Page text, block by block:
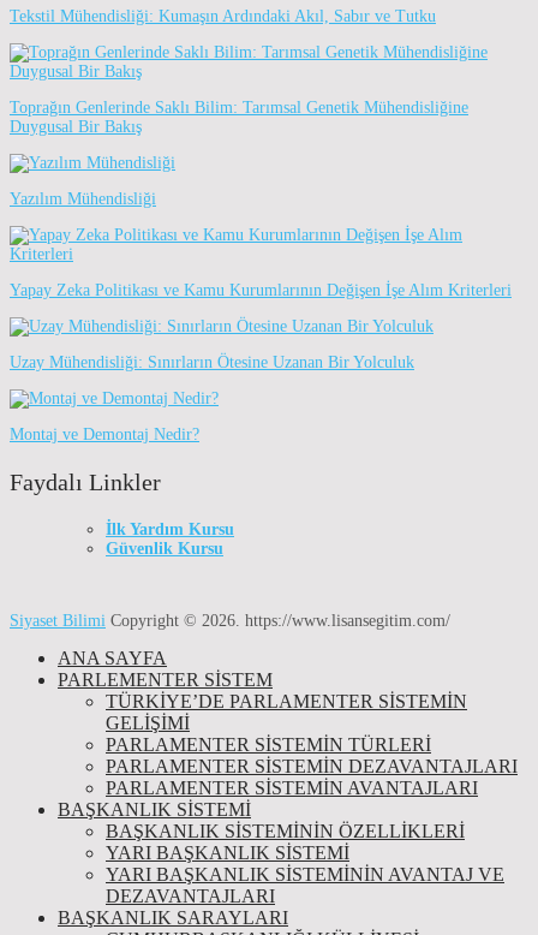
Tekstil Mühendisliği: Kumaşın Ardındaki Akıl, Sabır ve Tutku
Toprağın Genlerinde Saklı Bilim: Tarımsal Genetik Mühendisliğine
Duygusal Bir Bakış
Yazılım Mühendisliği
Yapay Zeka Politikası ve Kamu Kurumlarının Değişen İşe Alım Kriterleri
Uzay Mühendisliği: Sınırların Ötesine Uzanan Bir Yolculuk
Montaj ve Demontaj Nedir?
Faydalı Linkler
İlk Yardım Kursu
Güvenlik Kursu
Siyaset Bilimi Copyright © 2026. https://www.lisansegitim.com/
ANA SAYFA
PARLEMENTER SİSTEM
TÜRKIYE’DE PARLAMENTER SISTEMIN
GELIŞIMI
PARLAMENTER SİSTEMİN TÜRLERİ
PARLAMENTER SİSTEMİN DEZAVANTAJLARI
PARLAMENTER SİSTEMİN AVANTAJLARI
BAŞKANLIK SİSTEMİ
BAŞKANLIK SISTEMININ ÖZELLIKLERI
YARI BAŞKANLIK SISTEMI
YARI BAŞKANLIK SISTEMININ AVANTAJ VE
DEZAVANTAJLARI
BAŞKANLIK SARAYLARI